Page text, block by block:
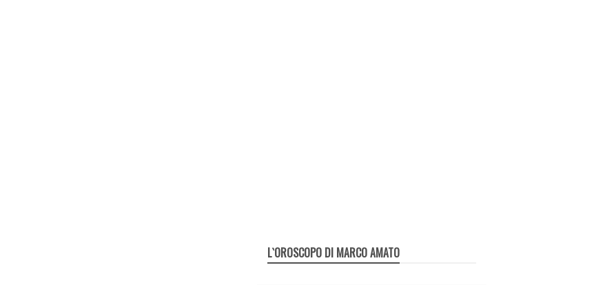
L`OROSCOPO DI MARCO AMATO